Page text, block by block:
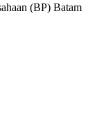
(BP) Batam